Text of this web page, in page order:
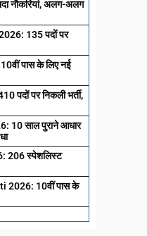
नौकरियां, अलग-अलग
135 पदों पर
पास के लिए नई
पदों पर निकली भर्ती,
10 साल पुराने आधार
206 स्पेशलिस्ट
2026: 10वीं पास के